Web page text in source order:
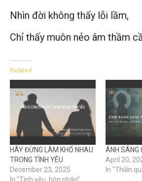
Nhìn đời không thấy lỗi lầm,
Chỉ thấy muôn nẻo âm thầm
Related
HÃY ĐỪNG LÀM KHỔ NHAU
TRONG TÌNH YÊU
December 23, 2025
In "Tình yêu, hôn nhân"
ÁNH SÁNG
April 20,
In "Thiền